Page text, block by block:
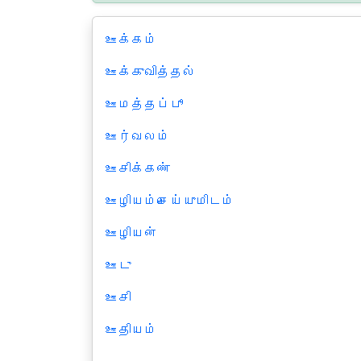
ஊக்கம்
ஊக்குவித்தல்
ஊமத்தப்பூ
ஊர்வலம்
ஊசிக்கண்
ஊழியம்செய்யுமிடம்
ஊழியன்
ஊடு
ஊசி
ஊதியம்